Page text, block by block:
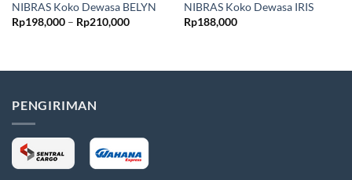
NIBRAS Koko Dewasa BELYN
Rp198,000 – Rp210,000Rentang
NIBRAS Koko Dewasa IRIS
Rp188,000
PENGIRIMAN